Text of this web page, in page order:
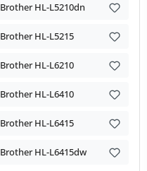
Brother HL-L5210dn
Brother HL-L5215
Brother HL-L6210
Brother HL-L6410
Brother HL-L6415
Brother HL-L6415dw